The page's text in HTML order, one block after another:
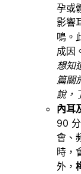
孕或
影響
鳴。
成因
想知
篇關
說，
內耳
90
會、
時，
外，